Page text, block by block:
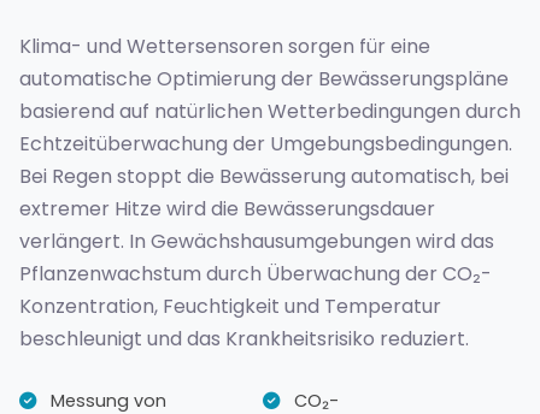
Klima- und Wettersensoren sorgen für eine
automatische Optimierung der Bewässerungspläne
basierend auf natürlichen Wetterbedingungen durch
Echtzeitüberwachung der Umgebungsbedingungen.
Bei Regen stoppt die Bewässerung automatisch, bei
extremer Hitze wird die Bewässerungsdauer
verlängert. In Gewächshausumgebungen wird das
Pflanzenwachstum durch Überwachung der CO₂-
Konzentration, Feuchtigkeit und Temperatur
beschleunigt und das Krankheitsrisiko reduziert.
Messung von
CO₂-